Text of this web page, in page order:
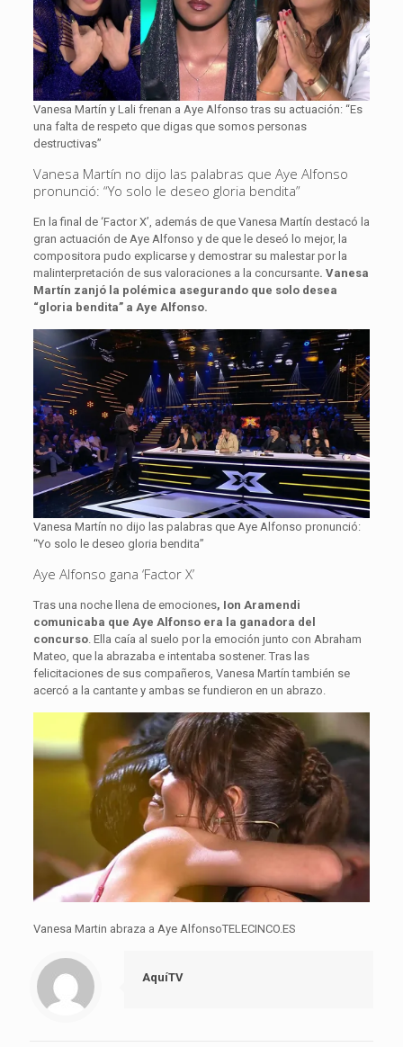
Vanesa Martín y Lali frenan a Aye Alfonso tras su actuación: “Es
una falta de respeto que digas que somos personas
destructivas”
Vanesa Martín no dijo las palabras que Aye Alfonso
pronunció: “Yo solo le deseo gloria bendita”
En la final de ‘Factor X’, además de que Vanesa Martín destacó la
gran actuación de Aye Alfonso y de que le deseó lo mejor, la
compositora pudo explicarse y demostrar su malestar por la
malinterpretación de sus valoraciones a la concursante. Vanesa
Martín zanjó la polémica asegurando que solo desea
“gloria bendita” a Aye Alfonso.
Vanesa Martín no dijo las palabras que Aye Alfonso pronunció:
“Yo solo le deseo gloria bendita”
Aye Alfonso gana ‘Factor X’
Tras una noche llena de emociones, Ion Aramendi
comunicaba que Aye Alfonso era la ganadora del
concurso. Ella caía al suelo por la emoción junto con Abraham
Mateo, que la abrazaba e intentaba sostener. Tras las
felicitaciones de sus compañeros, Vanesa Martín también se
acercó a la cantante y ambas se fundieron en un abrazo.
Vanesa Martin abraza a Aye AlfonsoTELECINCO.ES
AquíTV